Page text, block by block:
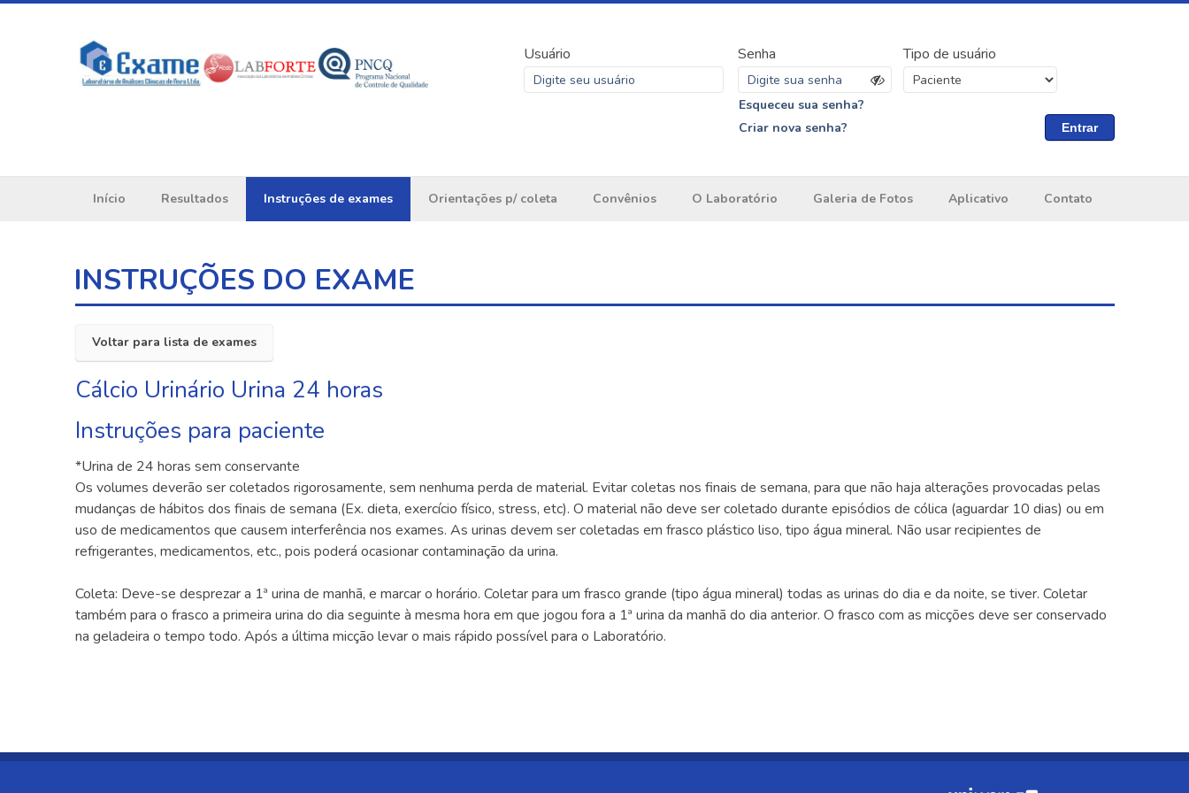
Usuário Senha
Esqueceu sua senha?
Criar nova senha?
Tipo de usuário
Entrar
Início Resultados Instruções de exames Orientações p/ coleta Convênios O Laboratório Galeria de Fotos Aplicativo Contato
INSTRUÇÕES DO EXAME
Voltar para lista de exames
Cálcio Urinário Urina 24 horas
Instruções para paciente
*Urina de 24 horas sem conservante
Os volumes deverão ser coletados rigorosamente, sem nenhuma perda de material. Evitar coletas nos finais de semana, para que não haja alterações provocadas pelas
mudanças de hábitos dos finais de semana (Ex. dieta, exercício físico, stress, etc). O material não deve ser coletado durante episódios de cólica (aguardar 10 dias) ou em
uso de medicamentos que causem interferência nos exames. As urinas devem ser coletadas em frasco plástico liso, tipo água mineral. Não usar recipientes de
refrigerantes, medicamentos, etc., pois poderá ocasionar contaminação da urina.
Coleta: Deve-se desprezar a 1ª urina de manhã, e marcar o horário. Coletar para um frasco grande (tipo água mineral) todas as urinas do dia e da noite, se tiver. Coletar
também para o frasco a primeira urina do dia seguinte à mesma hora em que jogou fora a 1ª urina da manhã do dia anterior. O frasco com as micções deve ser conservado
na geladeira o tempo todo. Após a última micção levar o mais rápido possível para o Laboratório.